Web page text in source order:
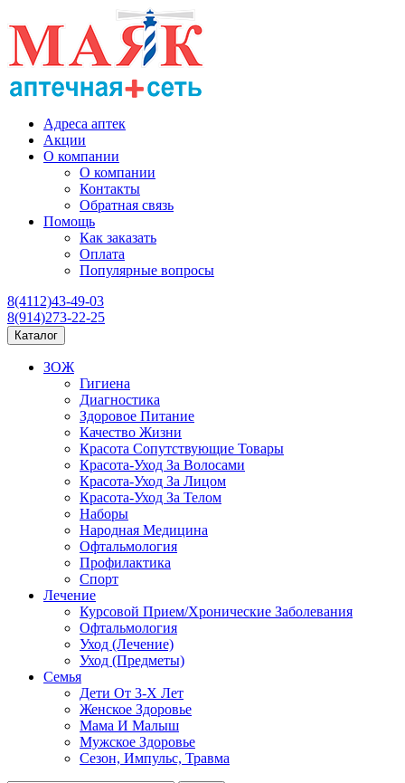
Адреса аптек
Акции
О компании
О компании
Контакты
Обратная связь
Помощь
Как заказать
Оплата
Популярные вопросы
8(4112)43-49-03
8(914)273-22-25
Каталог
ЗОЖ
Гигиена
Диагностика
Здоровое Питание
Качество Жизни
Красота Сопутствующие Товары
Красота-Уход За Волосами
Красота-Уход За Лицом
Красота-Уход За Телом
Наборы
Народная Медицина
Офтальмология
Профилактика
Спорт
Лечение
Курсовой Прием/Хронические Заболевания
Офтальмология
Уход (Лечение)
Уход (Предметы)
Семья
Дети От 3-Х Лет
Женское Здоровье
Мама И Малыш
Мужское Здоровье
Сезон, Импульс, Травма